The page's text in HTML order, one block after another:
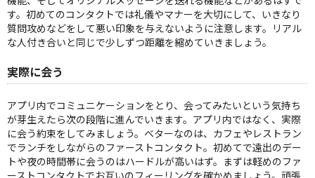
す。初めてのコンタクトでは礼儀やマナーを大切にして、いきなり
質問攻めなどをして悪い印象を与えないように注意します。リアル
な人付き合いと同じで少しずつ距離を縮めていきましょう。
実際に会う
アプリ内でコミュニケーションをとり、会ってみたいという気持ち
が芽生えたら次の段階に進んでいきます。アプリ内ではなく、実際
に会う約束をしてみましょう。ベターなのは、カフェやレストラン
でランチをしながらのファーストコンタクト。初めてで遠出のデー
トや夜の時間帯に会うのはハードルが高いはず。まずは軽めのファ